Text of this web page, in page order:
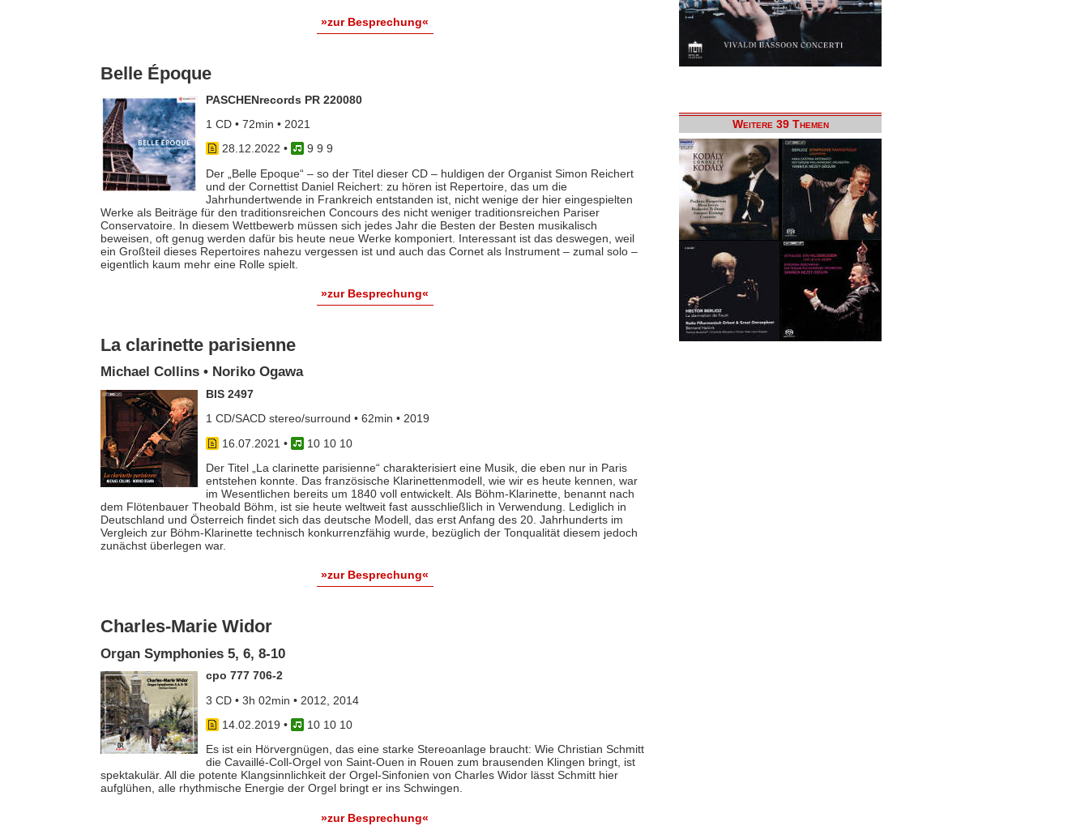
»zur Besprechung«
Belle Époque
PASCHENrecords PR 220080
1 CD • 72min • 2021
28.12.2022 •
9 9 9
Der „Belle Epoque“ – so der Titel dieser CD – huldigen der Organist Simon Reichert
und der Cornettist Daniel Reichert: zu hören ist Repertoire, das um die
Jahrhundertwende in Frankreich entstanden ist, nicht wenige der hier eingespielten
Werke als Beiträge für den traditionsreichen Concours des nicht weniger traditionsreichen Pariser
Conservatoire. In diesem Wettbewerb müssen sich jedes Jahr die Besten der Besten musikalisch
beweisen, oft genug werden dafür bis heute neue Werke komponiert. Interessant ist das deswegen, weil
ein Großteil dieses Repertoires nahezu vergessen ist und auch das Cornet als Instrument – zumal solo –
eigentlich kaum mehr eine Rolle spielt.
»zur Besprechung«
La clarinette parisienne
Michael Collins • Noriko Ogawa
BIS 2497
1 CD/SACD stereo/surround • 62min • 2019
16.07.2021 •
10 10 10
Der Titel „La clarinette parisienne“ charakterisiert eine Musik, die eben nur in Paris
entstehen konnte. Das französische Klarinettenmodell, wie wir es heute kennen, war
im Wesentlichen bereits um 1840 voll entwickelt. Als Böhm-Klarinette, benannt nach
dem Flötenbauer Theobald Böhm, ist sie heute weltweit fast ausschließlich in Verwendung. Lediglich in
Deutschland und Österreich findet sich das deutsche Modell, das erst Anfang des 20. Jahrhunderts im
Vergleich zur Böhm-Klarinette technisch konkurrenzfähig wurde, bezüglich der Tonqualität diesem jedoch
zunächst überlegen war.
»zur Besprechung«
Charles-Marie Widor
Organ Symphonies 5, 6, 8-10
cpo 777 706-2
3 CD • 3h 02min • 2012, 2014
14.02.2019 •
10 10 10
Es ist ein Hörvergnügen, das eine starke Stereoanlage braucht: Wie Christian Schmitt
die Cavaillé-Coll-Orgel von Saint-Ouen in Rouen zum brausenden Klingen bringt, ist
spektakulär. All die potente Klangsinnlichkeit der Orgel-Sinfonien von Charles Widor lässt Schmitt hier
aufglühen, alle rhythmische Energie der Orgel bringt er ins Schwingen.
»zur Besprechung«
Weitere 39 Themen